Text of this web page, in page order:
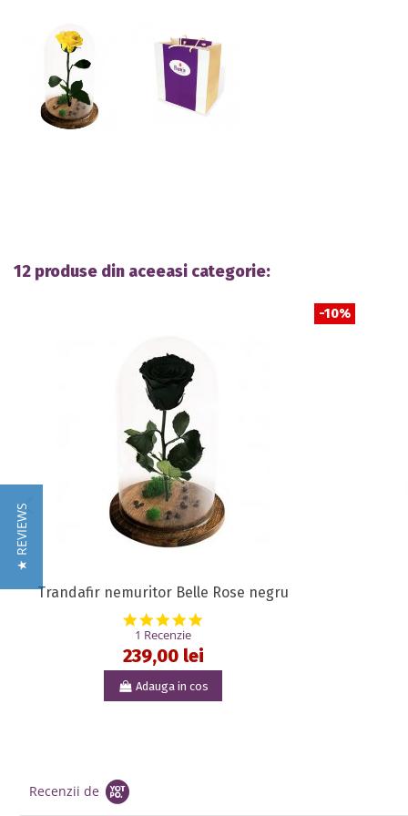
12 produse din aceeasi categorie:
Trandafir nemuritor Belle Rose negru
1 Recenzie
239,00 lei
Adauga in cos
-10%
Recenzii de
★ REVIEWS